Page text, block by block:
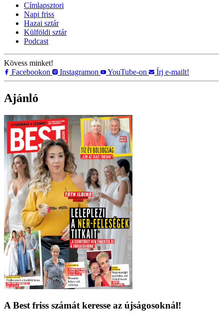
Címlapsztori
Napi friss
Hazai sztár
Külföldi sztár
Podcast
Kövess minket!
Facebookon
Instagramon YouTube-on Írj e-mailt!
Ajánló
A Best friss számát keresse az újságosoknál!